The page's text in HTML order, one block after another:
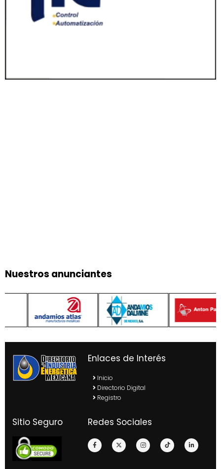
Nuestros anunciantes
Enlaces de Interés
Inicio
Directorio Digital
Registro
Sitio Seguro Redes Sociales